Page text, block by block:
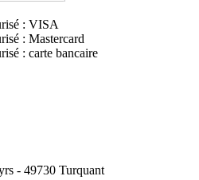
- 49730 Turquant